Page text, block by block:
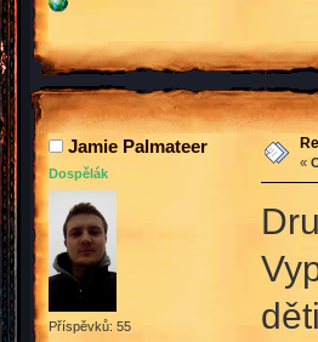
Jamie Palmateer
Dospělák
Příspěvků: 55
«